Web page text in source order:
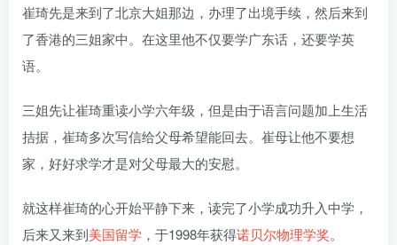
崔琦先是来到了北京大姐那边，办理了出境手续，然后来到
了香港的三姐家中。在这里他不仅要学广东话，还要学英
语。
三姐先让崔琦重读小学六年级，但是由于语言问题加上生活
拮据，崔琦多次写信给父母希望能回去。崔母让他不要想
家，好好求学才是对父母最大的安慰。
就这样崔琦的心开始平静下来，读完了小学成功升入中学，
后来又来到美国留学 ，于1998年获得诺贝尔物理学奖。